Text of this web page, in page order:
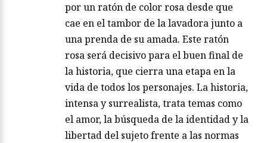
por un ratón de color rosa desde que
cae en el tambor de la lavadora junto a
una prenda de su amada. Este ratón
rosa será decisivo para el buen final de
la historia, que cierra una etapa en la
vida de todos los personajes. La historia,
intensa y surrealista, trata temas como
el amor, la búsqueda de la identidad y la
libertad del sujeto frente a las normas